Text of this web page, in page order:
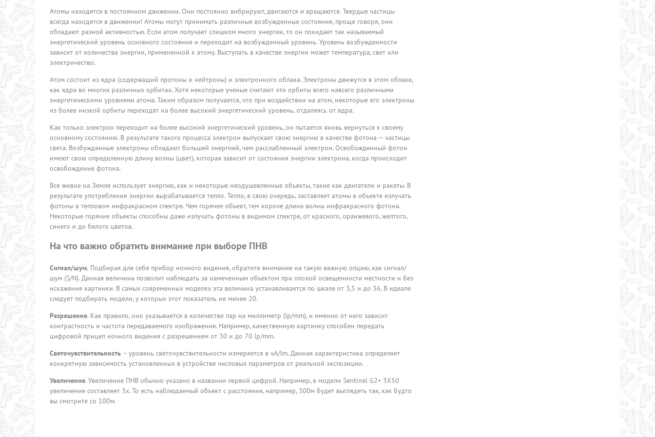
Атомы находятся в постоянном движении. Они постоянно вибрируют, двигаются и вращаются. Твердые частицы
всегда находятся в движении! Атомы могут принимать различные возбужденные состояния, проще говоря, они
обладают разной активностью. Если атом получает слишком много энергии, то он покидает так называемый
энергетический уровень основного состояния и переходит на возбужденный уровень. Уровень возбужденности
зависит от количества энергии, примененной к атому. Выступать в качестве энергии может температура, свет или
электричество.
Атом состоит из ядра (содержащий протоны и нейтроны) и электронного облака. Электроны движутся в этом облаке,
как ядра во многих различных орбитах. Хотя некоторые ученые считают эти орбиты всего навсего различными
энергетическими уровнями атома. Таким образом получается, что при воздействии на атом, некоторые его электроны
из более низкой орбиты переходят на более высокий энергетический уровень, отдаляясь от ядра.
Как только электрон переходит на более высокий энергетический уровень, он пытается вновь вернуться к своему
основному состоянию. В результате такого процесса электрон выпускает свою энергию в качестве фотона — частицы
света. Возбужденные электроны обладают большей энергией, чем расслабленный электрон. Освобожденный фотон
имеют свою определенную длину волны (цвет), которая зависит от состояния энергии электрона, когда происходит
освобождение фотона.
Все живое на Земле использует энергию, как и некоторые неодушевленные объекты, такие как двигатели и ракеты. В
результате употребления энергии вырабатывается тепло. Тепло, в свою очередь, заставляет атомы в объекте излучать
фотоны в тепловом инфракрасном спектре. Чем горячее объект, тем короче длина волны инфракрасного фотона.
Некоторые горячие объекты способны даже излучать фотоны в видимом спектре, от красного, оранжевого, желтого,
синего и до белого цветов.
На что важно обратить внимание при выборе ПНВ
Сигнал/шум. Подбирая для себя прибор ночного видения, обратите внимание на такую важную опцию, как сигнал/
шум (S/N). Данная величина позволит наблюдать за намеченным объектом при плохой освещенности местности и без
искажения картинки. В самых современных моделях эта величина устанавливается по шкале от 3,5 и до 36. В идеале
следует подбирать модели, у которых этот показатель не менее 20.
Разрешение. Как правило, оно указывается в количестве пар на миллиметр (lp/mm), и именно от него зависит
контрастность и частота передаваемого изображения. Например, качественную картинку способен передать
цифровой прицел ночного видения с разрешением от 30 и до 70 lp/mm.
Светочувствительность – уровень светочувствительности измеряется в чА/lm. Данная характеристика определяет
конкретную зависимость установленных в устройстве числовых параметров от реальной экспозиции.
Увеличение. Увеличение ПНВ обычно указано в названии первой цифрой. Например, в модели Sentinel G2+ 3X50
увеличение составляет 3х. То есть наблюдаемый объект с расстояния, например, 300м будет выглядеть так, как будто
вы смотрите со 100м.